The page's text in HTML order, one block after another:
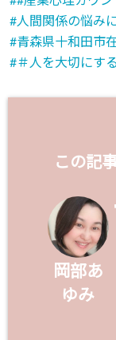
人間関係の悩み
青森県十和田市
＃人を大切にす
この記
岡部あ
ゆみ